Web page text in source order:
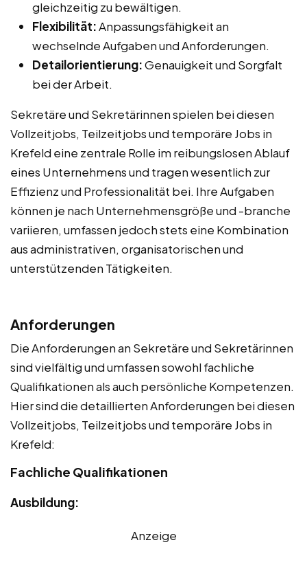
gleichzeitig zu bewältigen.
Flexibilität:Anpassungsfähigkeit an
wechselnde Aufgaben und Anforderungen.
Detailorientierung:Genauigkeit und Sorgfalt
bei der Arbeit.
Sekretäre und Sekretärinnen spielen bei diesen
Vollzeitjobs, Teilzeitjobs und temporäre Jobs in
Krefeld eine zentrale Rolle im reibungslosen Ablauf
eines Unternehmens und tragen wesentlich zur
Effizienz und Professionalität bei. Ihre Aufgaben
können je nach Unternehmensgröße und -branche
variieren, umfassen jedoch stets eine Kombination
aus administrativen, organisatorischen und
unterstützenden Tätigkeiten.
Anforderungen
Die Anforderungen an Sekretäre und Sekretärinnen
sind vielfältig und umfassen sowohl fachliche
Qualifikationen als auch persönliche Kompetenzen.
Hier sind die detaillierten Anforderungen bei diesen
Vollzeitjobs, Teilzeitjobs und temporäre Jobs in
Krefeld:
Fachliche Qualifikationen
Ausbildung:
Anzeige